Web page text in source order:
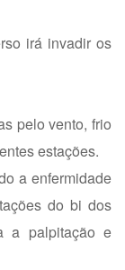
irá invadir os
pelo vento, frio
estações.
a enfermidade
do bi dos
a palpitação e